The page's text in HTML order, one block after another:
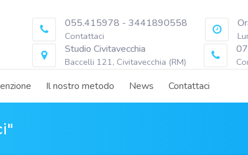
055.415978 - 3441890558
Contattaci
Studio Civitavecchia
Baccelli 121, Civitavecchia (RM)
Il nostro metodo News Contattaci